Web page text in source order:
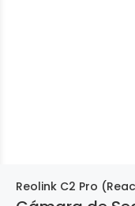
Reolink C2 Pro